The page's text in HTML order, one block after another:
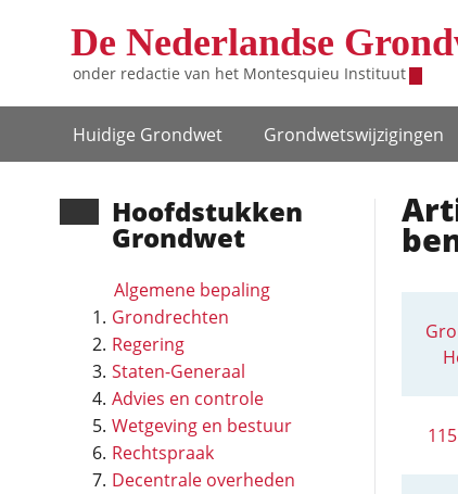
De Nederlandse
onder redactie van het Montesquieu Instituut
Hoofdnavigatie
Huidige Grondwet Grondwets­wijzigingen
Hoofd­stukken
Grondwet
Algemene bepaling
Grondrechten
Regering
Staten-Generaal
Advies en controle
Wetgeving en bestuur
Rechtspraak
Decentrale overheden
115